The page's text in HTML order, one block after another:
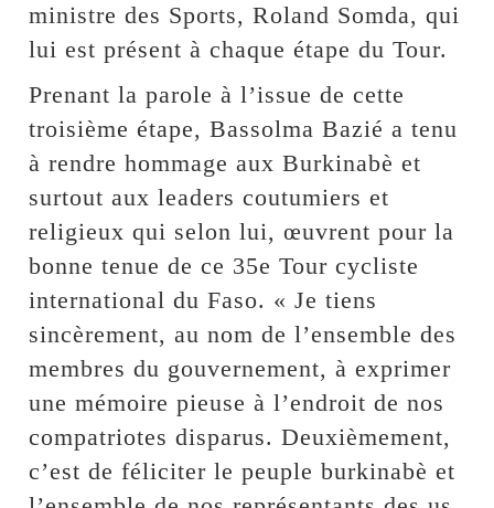
ministre des Sports, Roland Somda, qui
lui est présent à chaque étape du Tour.
Prenant la parole à l’issue de cette
troisième étape, Bassolma Bazié a tenu
à rendre hommage aux Burkinabè et
surtout aux leaders coutumiers et
religieux qui selon lui, œuvrent pour la
bonne tenue de ce 35e Tour cycliste
international du Faso. « Je tiens
sincèrement, au nom de l’ensemble des
membres du gouvernement, à exprimer
une mémoire pieuse à l’endroit de nos
compatriotes disparus. Deuxièmement,
c’est de féliciter le peuple burkinabè et